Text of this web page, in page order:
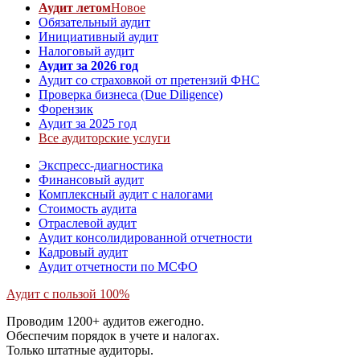
Аудит летомНовое
Обязательный аудит
Инициативный аудит
Налоговый аудит
Аудит за 2026 год
Аудит со страховкой от претензий ФНС
Проверка бизнеса (Due Diligence)
Форензик
Аудит за 2025 год
Все аудиторские услуги
Экспресс-диагностика
Финансовый аудит
Комплексный аудит с налогами
Стоимость аудита
Отраслевой аудит
Аудит консолидированной отчетности
Кадровый аудит
Аудит отчетности по МСФО
Аудит с пользой 100%
Проводим 1200+ аудитов ежегодно.
Обеспечим порядок в учете и налогах.
Только штатные аудиторы.